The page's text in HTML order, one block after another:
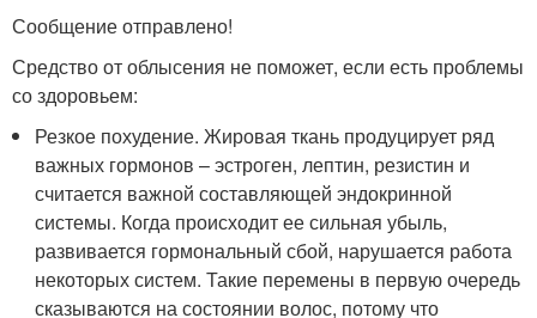
Сообщение отправлено!
Средство от облысения не поможет, если есть проблемы
со здоровьем:
Резкое похудение. Жировая ткань продуцирует ряд
важных гормонов – эстроген, лептин, резистин и
считается важной составляющей эндокринной
системы. Когда происходит ее сильная убыль,
развивается гормональный сбой, нарушается работа
некоторых систем. Такие перемены в первую очередь
сказываются на состоянии волос, потому что